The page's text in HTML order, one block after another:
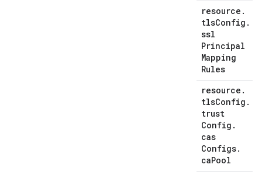
resource .
tlsConfig .
ssl
Principal
Mapping
Rules
resource .
tlsConfig .
trust
Config .
cas
Configs.
caPool